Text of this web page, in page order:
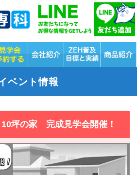
ベント情報
坪の家 完成見学会開催！